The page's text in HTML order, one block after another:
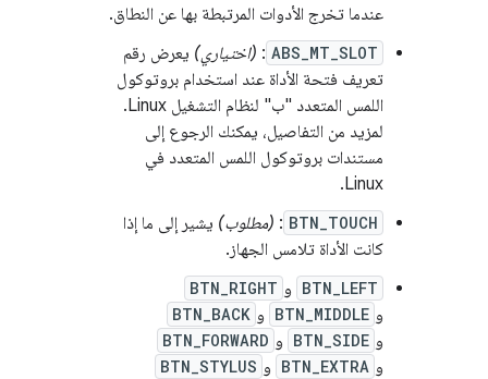
عندما تخرج الأدوات المرتبطة بها عن النطاق.
ABS_MT_SLOT
: (اختياري) يعرض رقم
تعريف فتحة الأداة عند استخدام بروتوكول
اللمس المتعدد "ب" لنظام التشغيل Linux.
لمزيد من التفاصيل، يمكنك الرجوع إلى
مستندات بروتوكول اللمس المتعدد في
Linux.
BTN_TOUCH
: (مطلوب) يشير إلى ما إذا
كانت الأداة تلامس الجهاز.
BTN_LEFT و BTN_RIGHT
و BTN_MIDDLE و BTN_BACK
و BTN_SIDE و BTN_FORWARD
و BTN_EXTRA و BTN_STYLUS